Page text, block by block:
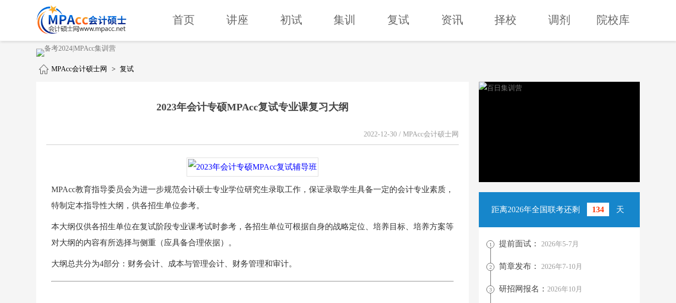
首页 讲座 初试 集训 复试 资讯 择校 调剂 院校库
MPAcc会计硕士网 > 复试
2023年会计专硕MPAcc复试专业课复习大纲
2022-12-30 / MPAcc会计硕士网
MPAcc教育指导委员会为进一步规范会计硕士专业学位研究生录取工作，保证录取学生具备一定的会计专业素质，
特制定本指导性大纲，供各招生单位参考。
本大纲仅供各招生单位在复试阶段专业课考试时参考，各招生单位可根据自身的战略定位、培养目标、培养方案等
对大纲的内容有所选择与侧重（应具备合理依据）。
大纲总共分为4部分：财务会计、成本与管理会计、财务管理和审计。
距离2026年全国联考还剩 134 天
1 提前面试： 2026年5-7月
2 简章发布： 2026年7-10月
3 研招网报名： 2026年10月